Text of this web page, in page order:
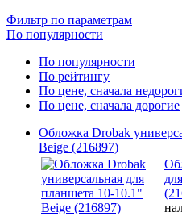
Фильтр по параметрам
По популярности
По популярности
По рейтингу
По цене, сначала
По цене, сначала дорогие
Обложка Drobak
Beige (216897)